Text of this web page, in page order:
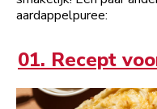
aardappelpuree:
01. Recept